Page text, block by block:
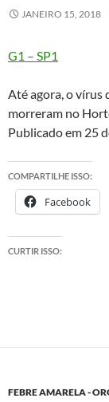
JANEIRO 15, 2018
G1 – SP1
Até agora, o vírus
morreram no
Publicado em 25
COMPARTILHE ISSO:
Facebook
CURTIR ISSO:
FEBRE AMARELA -